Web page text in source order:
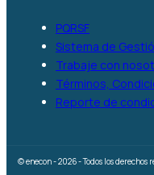
PQRSF
Sistema de
Trabaje con
Términos,
Reporte de
© enecon - 2026 - Todos los derechos